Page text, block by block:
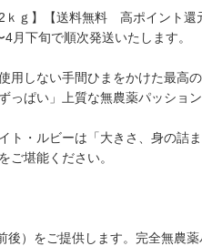
2ｋｇ】【送料無料 高ポイント
4月下旬で順次発送いたします。
用しない手間ひまをかけた最高
っぱい」上質な無農薬パッショ
ト・ルビーは「大きさ、身の詰
ご堪能ください。
後）をご提供します。完全無農